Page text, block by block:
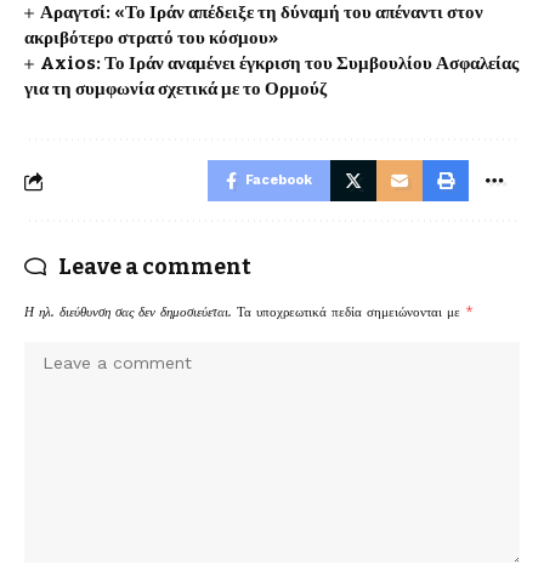
Αραγτσί: «Το Ιράν απέδειξε τη δύναμή του απέναντι στον
ακριβότερο στρατό του κόσμου»
Axios: Το Ιράν αναμένει έγκριση του Συμβουλίου Ασφαλείας
για τη συμφωνία σχετικά με το Ορμούζ
Facebook
Leave a comment
Η ηλ. διεύθυνση σας δεν δημοσιεύεται. Τα υποχρεωτικά πεδία σημειώνονται με *